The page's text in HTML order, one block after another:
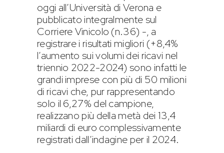
oggi all’Università di Verona e
pubblicato integralmente sul
Corriere Vinicolo (n.36) -, a
registrare i risultati migliori (+8,4%
l’aumento sui volumi dei ricavi nel
triennio 2022-2024) sono infatti le
grandi imprese con più di 50 milioni
di ricavi che, pur rappresentando
solo il 6,27% del campione,
realizzano più della metà dei 13,4
miliardi di euro complessivamente
registrati dall’indagine per il 2024.